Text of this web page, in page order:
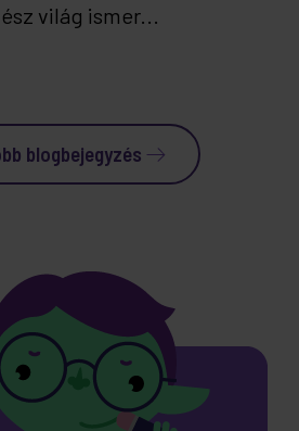
világ ismer...
blogbejegyzés